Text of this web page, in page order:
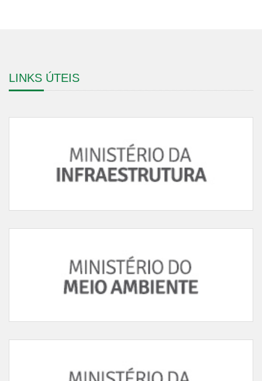
LINKS ÚTEIS
Ministério do Meio Ambiente
Ministério da Economia